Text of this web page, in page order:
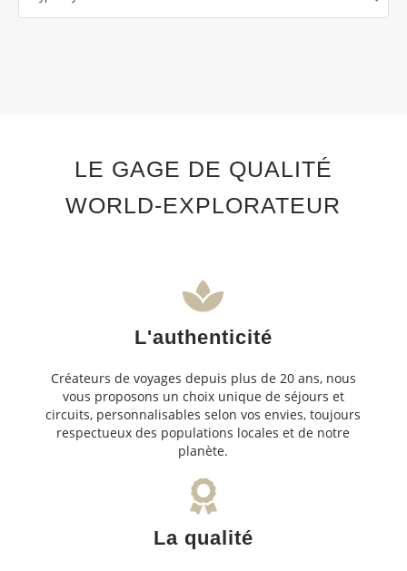
LE GAGE DE QUALITÉ
WORLD-EXPLORATEUR
L'authenticité
Créateurs de voyages depuis plus de 20 ans, nous
vous proposons un choix unique de séjours et
circuits, personnalisables selon vos envies, toujours
respectueux des populations locales et de notre
planète.
La qualité